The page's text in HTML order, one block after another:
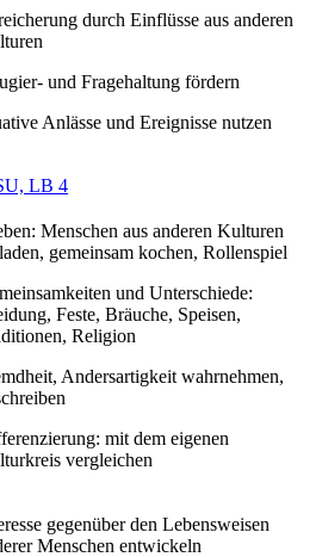
durch Einflüsse aus anderen
und Fragehaltung fördern
Anlässe und Ereignisse nutzen
LB 4
Menschen aus anderen Kulturen
gemeinsam kochen, Rollenspiel
und Unterschiede:
Feste, Bräuche, Speisen,
Religion
Andersartigkeit wahrnehmen,
mit dem eigenen
vergleichen
gegenüber den Lebensweisen
Menschen entwickeln